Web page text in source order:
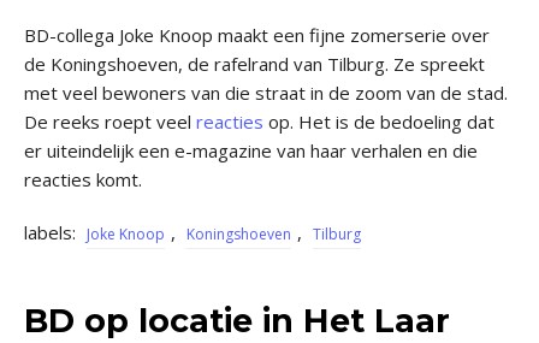
BD-collega Joke Knoop maakt een fijne zomerserie over
de Koningshoeven, de rafelrand van Tilburg. Ze spreekt
met veel bewoners van die straat in de zoom van de stad.
De reeks roept veel reacties op. Het is de bedoeling dat
er uiteindelijk een e-magazine van haar verhalen en die
reacties komt.
labels: Joke Knoop , Koningshoeven , Tilburg
BD op locatie in Het Laar